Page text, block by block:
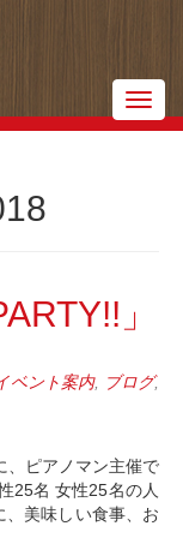
メ
ニ
」
ベント案内, ブログ,
、ピアノマン主催で
25名 女性25名の人
美味しい食事、お